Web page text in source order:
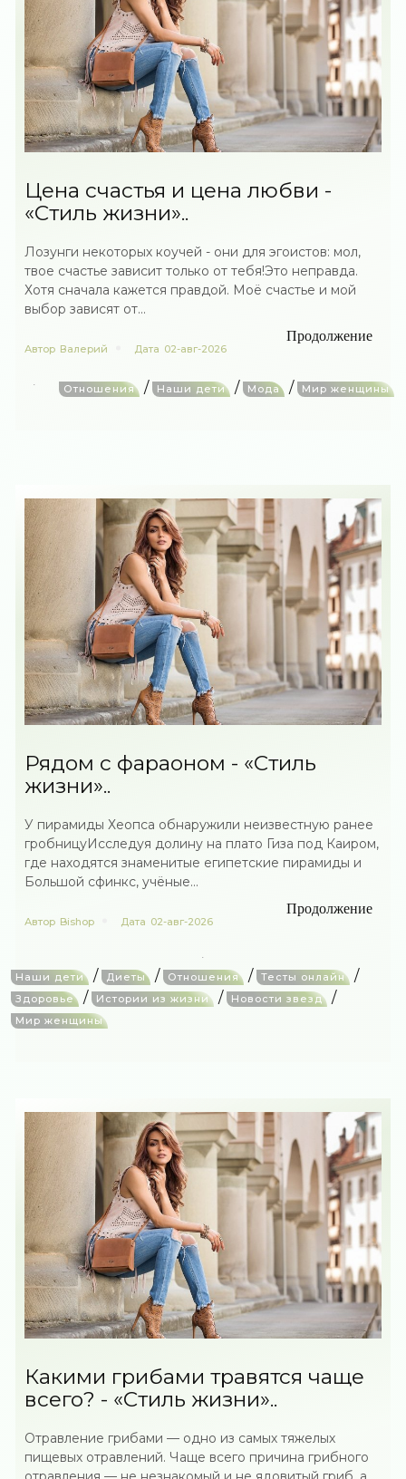
Цена счастья и цена любви -
«Стиль жизни»..
Лозунги некоторых коучей - они для эгоистов: мол,
твое счастье зависит только от тебя!Это неправда.
Хотя сначала кажется правдой. Моё счастье и мой
выбор зависят от...
Продолжение
Автор Валерий Дата 02-авг-2026
Отношения / Наши дети / Мода / Мир женщины
Рядом с фараоном - «Стиль
жизни»..
У пирамиды Хеопса обнаружили неизвестную ранее
гробницуИсследуя долину на плато Гиза под Каиром,
где находятся знаменитые египетские пирамиды и
Большой сфинкс, учёные...
Продолжение
Автор Bishop Дата 02-авг-2026
Наши дети / Диеты / Отношения / Тесты онлайн /
Здоровье / Истории из жизни / Новости звезд /
Мир женщины
Какими грибами травятся чаще
всего? - «Стиль жизни»..
Отравление грибами — одно из самых тяжелых
пищевых отравлений. Чаще всего причина грибного